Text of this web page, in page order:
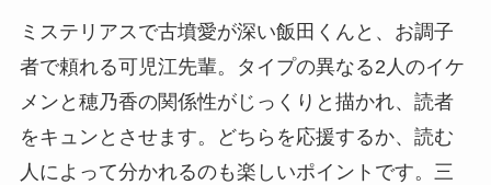
ミステリアスで古墳愛が深い飯田くんと、お調子
者で頼れる可児江先輩。タイプの異なる2人のイケ
メンと穂乃香の関係性がじっくりと描かれ、読者
をキュンとさせます。どちらを応援するか、読む
人によって分かれるのも楽しいポイントです。三